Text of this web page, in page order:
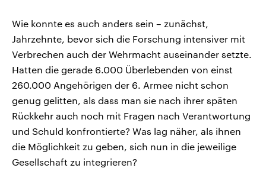
Wie konnte es auch anders sein – zunächst,
Jahrzehnte, bevor sich die Forschung intensiver mit
Verbrechen auch der Wehrmacht auseinander setzte.
Hatten die gerade 6.000 Überlebenden von einst
260.000 Angehörigen der 6. Armee nicht schon
genug gelitten, als dass man sie nach ihrer späten
Rückkehr auch noch mit Fragen nach Verantwortung
und Schuld konfrontierte? Was lag näher, als ihnen
die Möglichkeit zu geben, sich nun in die jeweilige
Gesellschaft zu integrieren?